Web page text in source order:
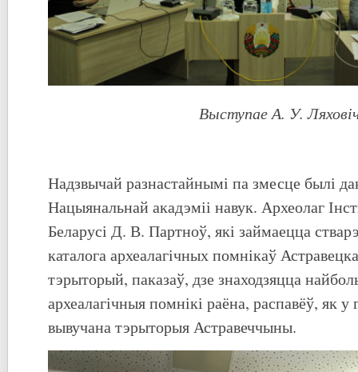
Выступае А. У.
Надзвычай разнастайнымі па змесце былі
Нацыянальнай акадэміі навук. Археолаг
Беларусі Д. В. Партноў, які займаецца
каталога археалагічных помнікаў
тэрыторый, паказаў, дзе знаходзяцца
археалагічныя помнікі раёна, распавёў, як у
вывучана тэрыторыя Астравеччыны.